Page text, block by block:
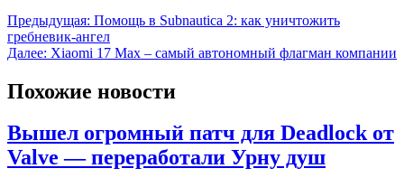
Предыдущая: Помощь в Subnautica 2: как уничтожить
гребневик-ангел
Далее: Xiaomi 17 Max – самый автономный флагман компании
Похожие новости
Вышел огромный патч для Deadlock от
Valve — переработали Урну душ